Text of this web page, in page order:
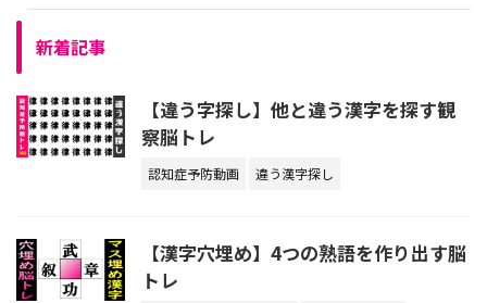
新着記事
【違う字探し】他と違う漢字を探す観
察脳トレ
認知症予防動画 違う漢字探し
【漢字穴埋め】4つの熟語を作り出す脳
トレ